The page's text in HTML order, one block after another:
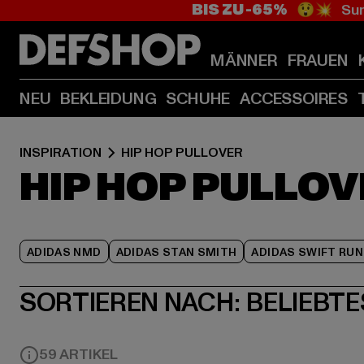
BIS ZU -65% 😲💥
MÄNNER FRAUEN
NEU BEKLEIDUNG SCHUHE ACCESSOIRES
INSPIRATION HIP HOP PULLOVER
HIP HOP
ADIDAS NMD ADIDAS STAN SMITH ADIDAS SWIFT RUN
SORTIEREN NACH:
59 ARTIKEL